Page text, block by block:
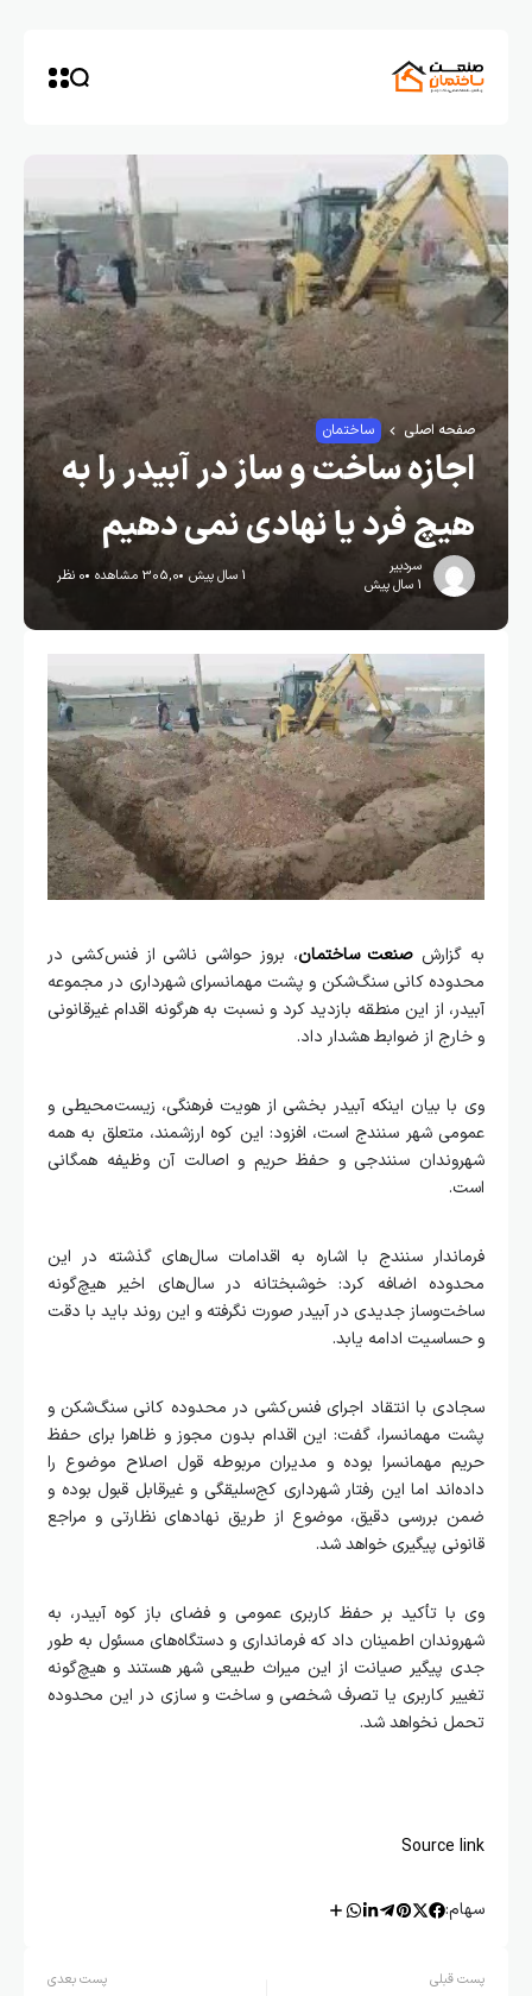
صفحه اصلی ساختمان
اجازه ساخت و ساز در آبیدر را به
هیچ فرد یا نهادی نمی دهیم
سردبیر
1 سال پیش
1 سال پیش 305,0 مشاهده 0 نظر
به گزارش صنعت ساختمان، بروز حواشی ناشی از فنس‌کشی در
محدوده کانی سنگ‌شکن و پشت مهمانسرای شهرداری در مجموعه
آبیدر، از این منطقه بازدید کرد و نسبت به هرگونه اقدام غیرقانونی
و خارج از ضوابط هشدار داد.
وی با بیان اینکه آبیدر بخشی از هویت فرهنگی، زیست‌محیطی و
عمومی شهر سنندج است، افزود: این کوه ارزشمند، متعلق به همه
شهروندان سنندجی و حفظ حریم و اصالت آن وظیفه همگانی
است.
فرماندار سنندج با اشاره به اقدامات سال‌های گذشته در این
محدوده اضافه کرد: خوشبختانه در سال‌های اخیر هیچ‌گونه
ساخت‌وساز جدیدی در آبیدر صورت نگرفته و این روند باید با دقت
و حساسیت ادامه یابد.
سجادی با انتقاد اجرای فنس‌کشی در محدوده کانی سنگ‌شکن و
پشت مهمانسرا، گفت: این اقدام بدون مجوز و ظاهرا برای حفظ
حریم مهمانسرا بوده و مدیران مربوطه قول اصلاح موضوع را
داده‌اند اما این رفتار شهرداری کج‌سلیقگی و غیرقابل قبول بوده و
ضمن بررسی دقیق، موضوع از طریق نهادهای نظارتی و مراجع
قانونی پیگیری خواهد شد.
وی با تأکید بر حفظ کاربری عمومی و فضای باز کوه آبیدر، به
شهروندان اطمینان داد که فرمانداری و دستگاه‌های مسئول به‌ طور
جدی پیگیر صیانت از این میراث طبیعی شهر هستند و هیچ‌گونه
تغییر کاربری یا تصرف شخصی و ساخت و سازی در این محدوده
تحمل نخواهد شد.
Source link
سهام:
پست قبلی پست بعدی